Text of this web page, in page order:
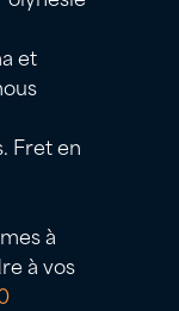
et
Fret en
à
à vos